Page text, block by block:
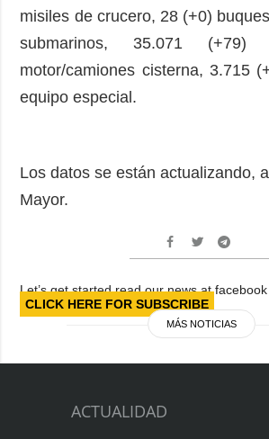
misiles de crucero, 28 (+0)
submarinos, 35.071 (+79)
motor/camiones cisterna, 3.715
equipo especial.
Los datos se están actualizando,
Mayor.
Let’s get started read our news at
CLICK HERE FOR SUBSCRIBE
MÁS NOTICIAS
ACTUALIDAD